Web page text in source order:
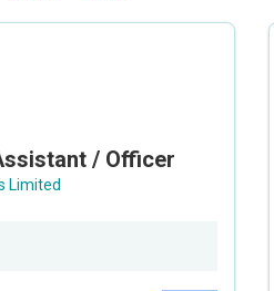
/ Officer
Limited